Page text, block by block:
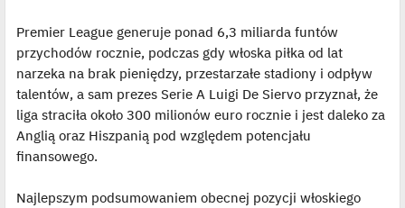
Premier League generuje ponad 6,3 miliarda funtów
przychodów rocznie, podczas gdy włoska piłka od lat
narzeka na brak pieniędzy, przestarzałe stadiony i odpływ
talentów, a sam prezes Serie A Luigi De Siervo przyznał, że
liga straciła około 300 milionów euro rocznie i jest daleko za
Anglią oraz Hiszpanią pod względem potencjału
finansowego.
Najlepszym podsumowaniem obecnej pozycji włoskiego